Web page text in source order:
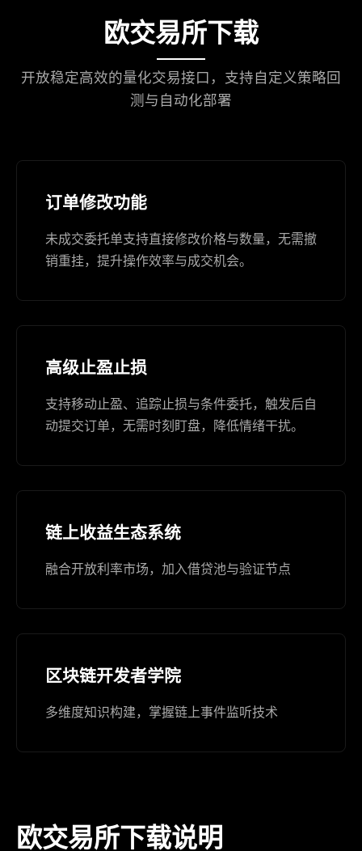
欧交易所下载
开放稳定高效的量化交易接口，支持自定义策略回
测与自动化部署
订单修改功能
未成交委托单支持直接修改价格与数量，无需撤
销重挂，提升操作效率与成交机会。
高级止盈止损
支持移动止盈、追踪止损与条件委托，触发后自
动提交订单，无需时刻盯盘，降低情绪干扰。
链上收益生态系统
融合开放利率市场，加入借贷池与验证节点
区块链开发者学院
多维度知识构建，掌握链上事件监听技术
欧交易所下载说明